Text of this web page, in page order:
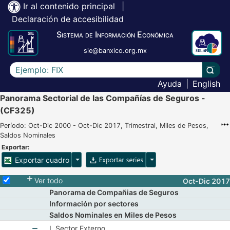
Ir al contenido principal
Declaración de accesibilidad
Sistema de Información Económica
sie@banxico.org.mx
Escriba el texto a buscar
Ayuda
English
Panorama Sectorial de las Compañías de Seguros -
(CF325)
Período: Oct-Dic 2000 - Oct-Dic 2017, Trimestral, Miles de Pesos,
Saldos Nominales
Exportar:
Exportar cuadro Opciones para exportar cuadroOpciones para exportar
Selecciona o desmarca todas las series
Ver todo
Oct-Dic 2017
Panorama de Compañias de Seguros
Información por sectores
Saldos Nominales en Miles de Pesos
I. Sector Externo